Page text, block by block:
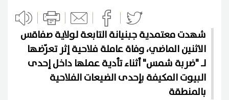
شهدت معتمدية جبنيانة التابعة لولاية صفاقس
الاثنين الماضي، وفاة عاملة فلاحية إثر تعرّضها
لـ "ضربة شمس" أثناء تأدية عملها داخل إحدى
البيوت المكيفة بإحدى الضيعات الفلاحية
بالمنطقة